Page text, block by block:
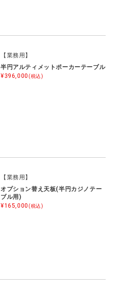
【業務用】
半円アルティメットポーカーテーブル
¥396,000 (税込)
【業務用】
オプション替え天板(半円カジノテー
ブル用)
¥165,000 (税込)